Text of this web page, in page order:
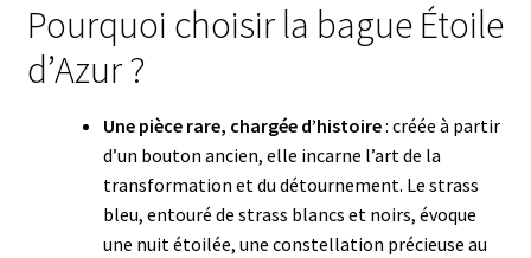
Pourquoi choisir la bague Étoile
d’Azur ?
Une pièce rare, chargée d’histoire: créée à partir
d’un bouton ancien, elle incarne l’art de la
transformation et du détournement. Le strass
bleu, entouré de strass blancs et noirs, évoque
une nuit étoilée, une constellation précieuse au